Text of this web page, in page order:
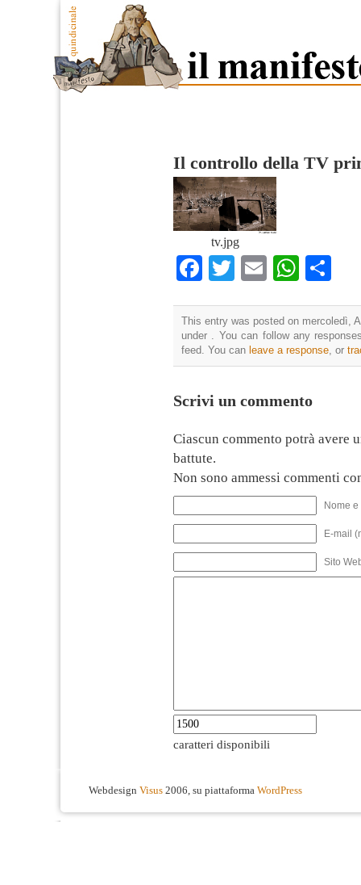
Il controllo della TV
tv.jpg
Facebook
TwitterEmail
This entry was posted on mercoledì,
under . You can follow any
feed. You can leave a response , or
Scrivi un commento
Ciascun commento potrà avere
battute.
Non sono ammessi commenti
Nome
E-mail
Sito
caratteri disponibili
Webdesign Visus 2006, su piattaforma WordPress